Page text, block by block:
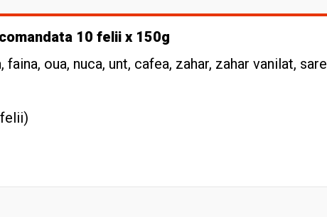
10 felii x 150g
oua, nuca, unt, cafea, zahar, zahar vanilat, sare